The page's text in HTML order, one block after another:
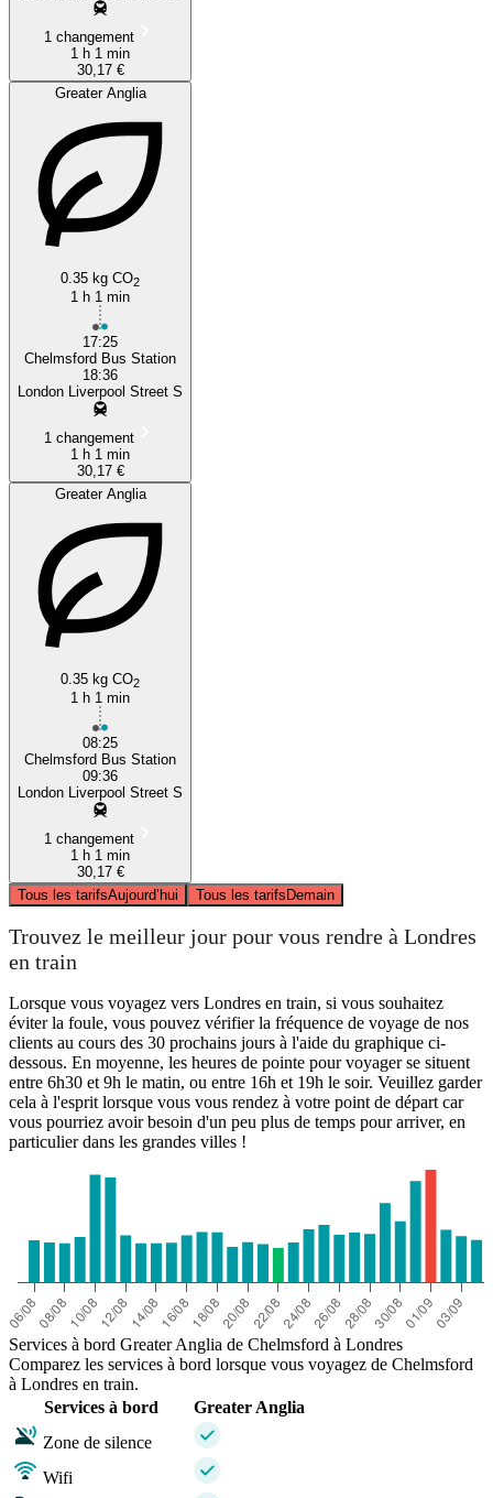
1 changement
1 h 1 min
30,17 €
Greater Anglia
0.35 kg CO2
1 h 1 min
17:25
Chelmsford Bus Station
18:36
London Liverpool Street S
1 changement
1 h 1 min
30,17 €
Greater Anglia
0.35 kg CO2
1 h 1 min
08:25
Chelmsford Bus Station
09:36
London Liverpool Street S
1 changement
1 h 1 min
30,17 €
Tous les tarifsAujourd’hui Tous les tarifsDemain
Trouvez le meilleur jour pour vous rendre à Londres
en train
Lorsque vous voyagez vers Londres en train, si vous souhaitez
éviter la foule, vous pouvez vérifier la fréquence de voyage de nos
clients au cours des 30 prochains jours à l'aide du graphique ci-
dessous. En moyenne, les heures de pointe pour voyager se situent
entre 6h30 et 9h le matin, ou entre 16h et 19h le soir. Veuillez garder
cela à l'esprit lorsque vous vous rendez à votre point de départ car
vous pourriez avoir besoin d'un peu plus de temps pour arriver, en
particulier dans les grandes villes !
Services à bord Greater Anglia de Chelmsford à Londres
Comparez les services à bord lorsque vous voyagez de Chelmsford
à Londres en train.
Services à bord
Greater Anglia
Zone de silence
Wifi